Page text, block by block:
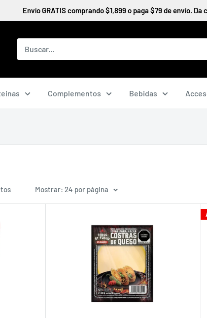
Envío GRATIS comprando $1,899 o paga $79 de envío.
Complementos Bebidas
Mostrar: 24 por página